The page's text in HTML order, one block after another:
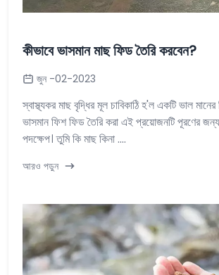
কীভাবে ভাসমান মাছ ফিড তৈরি করবেন?
জুন -02-2023
স্বাস্থ্যকর মাছ বৃদ্ধির মূল চাবিকাঠি হ'ল একটি ভাল
ভাসমান ফিশ ফিড তৈরি করা এই প্রয়োজনটি পূরণের
পদক্ষেপ। তুমি কি মাছ কিনা ....
আরও পড়ুন